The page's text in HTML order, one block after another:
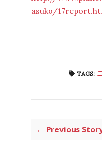
asuko/
TAGS:
← Previous